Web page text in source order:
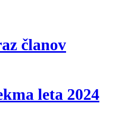
članov
leta 2024